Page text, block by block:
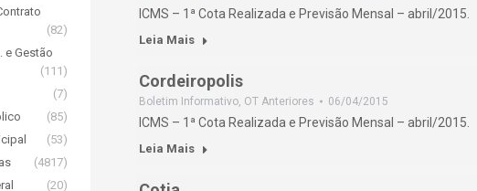
ICMS – 1ª Cota Realizada e Previsão Mensal – abril/2015.
Leia Mais
Cordeiropolis
Boletim Informativo, OT Anteriores 06/04/2015
ICMS – 1ª Cota Realizada e Previsão Mensal – abril/2015.
Leia Mais
(82)
e Gestão
(111)
(7)
(85)
(53)
(4817)
(20)